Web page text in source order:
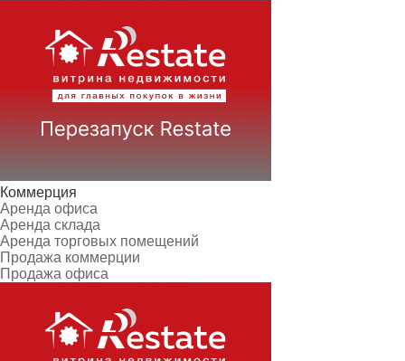
Коммерция
Аренда офиса
Аренда склада
Аренда торговых помещений
Продажа коммерции
Продажа офиса